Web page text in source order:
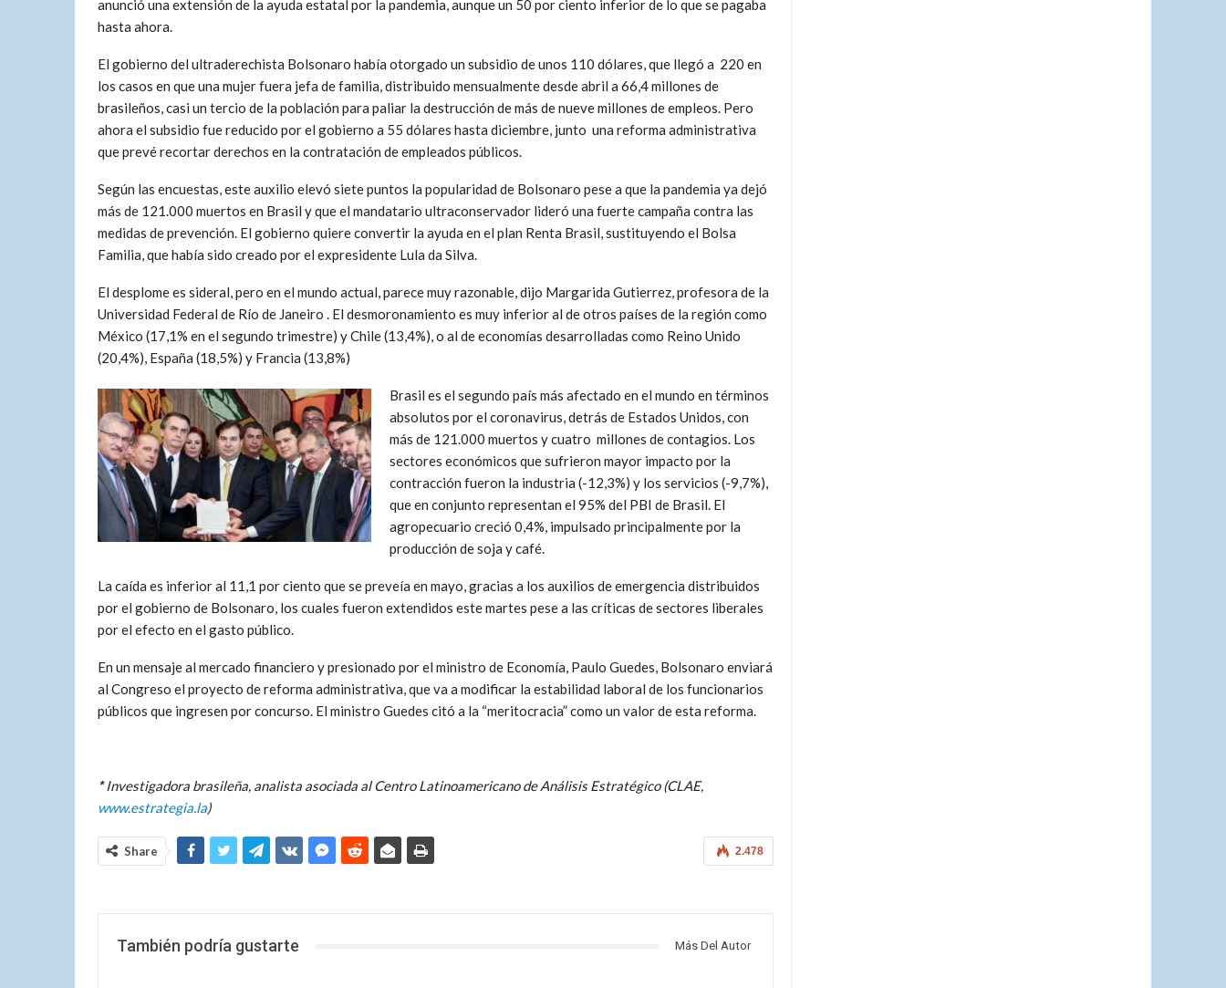
anunció una extensión de la ayuda estatal por la pandemia, aunque un 50 por ciento inferior de lo que se pagaba
hasta ahora.
El gobierno del ultraderechista Bolsonaro había otorgado un subsidio de unos 110 dólares, que llegó a 220 en
los casos en que una mujer fuera jefa de familia, distribuido mensualmente desde abril a 66,4 millones de
brasileños, casi un tercio de la población para paliar la destrucción de más de nueve millones de empleos. Pero
ahora el subsidio fue reducido por el gobierno a 55 dólares hasta diciembre, junto una reforma administrativa
que prevé recortar derechos en la contratación de empleados públicos.
Según las encuestas, este auxilio elevó siete puntos la popularidad de Bolsonaro pese a que la pandemia ya dejó
más de 121.000 muertos en Brasil y que el mandatario ultraconservador lideró una fuerte campaña contra las
medidas de prevención. El gobierno quiere convertir la ayuda en el plan Renta Brasil, sustituyendo el Bolsa
Familia, que había sido creado por el expresidente Lula da Silva.
El desplome es sideral, pero en el mundo actual, parece muy razonable, dijo Margarida Gutierrez, profesora de la
Universidad Federal de Río de Janeiro . El desmoronamiento es muy inferior al de otros países de la región como
México (17,1% en el segundo trimestre) y Chile (13,4%), o al de economías desarrolladas como Reino Unido
(20,4%), España (18,5%) y Francia (13,8%)
Brasil es el segundo país más afectado en el mundo en términos
absolutos por el coronavirus, detrás de Estados Unidos, con
más de 121.000 muertos y cuatro millones de contagios. Los
sectores económicos que sufrieron mayor impacto por la
contracción fueron la industria (-12,3%) y los servicios (-9,7%),
que en conjunto representan el 95% del PBI de Brasil. El
agropecuario creció 0,4%, impulsado principalmente por la
producción de soja y café.
La caída es inferior al 11,1 por ciento que se preveía en mayo, gracias a los auxilios de emergencia distribuidos
por el gobierno de Bolsonaro, los cuales fueron extendidos este martes pese a las críticas de sectores liberales
por el efecto en el gasto público.
En un mensaje al mercado financiero y presionado por el ministro de Economía, Paulo Guedes, Bolsonaro enviará
al Congreso el proyecto de reforma administrativa, que va a modificar la estabilidad laboral de los funcionarios
públicos que ingresen por concurso. El ministro Guedes citó a la “meritocracia” como un valor de esta reforma.
*Investigadora brasileña, analista asociada al Centro Latinoamericano de Análisis Estratégico (CLAE,
www.estrategia.la)
2.478
Share
También podría gustarte Más Del Autor